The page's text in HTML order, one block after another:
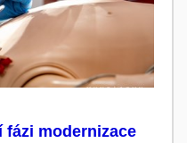
fázi modernizace